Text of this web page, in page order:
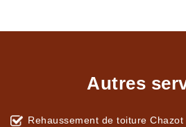
Autres
Rehaussement de toiture Chazot